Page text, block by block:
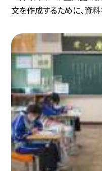
文を作成するために、資